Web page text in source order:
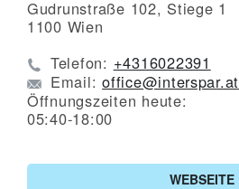
Gudrunstraße 102, Stiege 1
1100 Wien
Telefon: +4316022391
Email:office@interspar.at
Öffnungszeiten heute:
05:40-18:00
WEBSEITE